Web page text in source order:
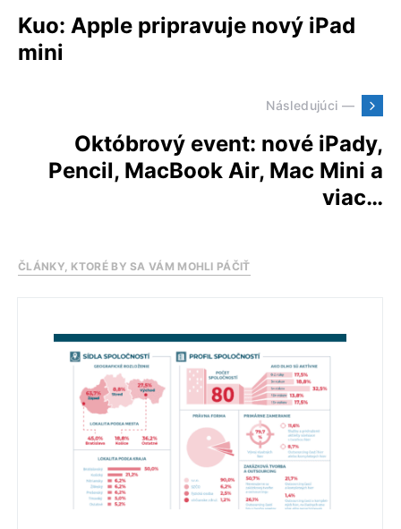
Kuo: Apple pripravuje nový iPad
mini
Následujúci —
Októbrový event: nové iPady,
Pencil, MacBook Air, Mac Mini a
viac…
ČLÁNKY, KTORÉ BY SA VÁM MOHLI PÁČIŤ